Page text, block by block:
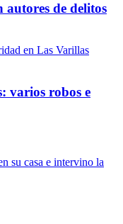
autores de delitos
varios robos e